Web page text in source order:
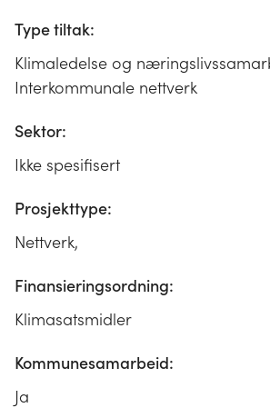
Type tiltak:
Klimaledelse og
Interkommunale nettverk
Sektor:
Ikke spesifisert
Prosjekttype:
Nettverk,
Finansieringsordning:
Klimasatsmidler
Kommunesamarbeid:
Ja